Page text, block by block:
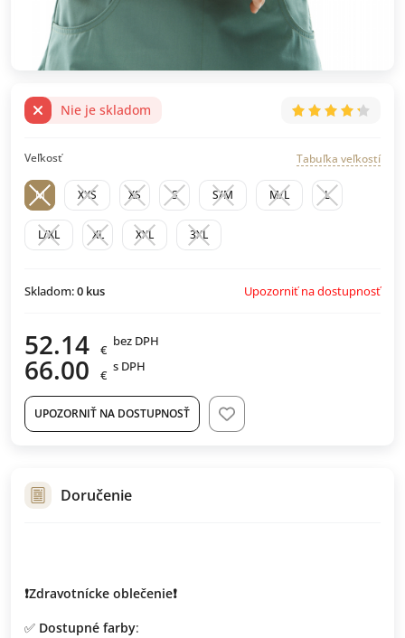
Nie je skladom
Veľkosť Tabuľka veľkostí
M XXS XS S S/M M/L L
L/XL XL XXL 3XL
Skladom:0 kus Upozorniť na dostupnosť
52.14 €
bez DPH
66.00 €
s DPH
UPOZORNIŤ NA DOSTUPNOSŤ
Doručenie
❗️Zdravotnícke oblečenie❗️
✅ Dostupné farby: